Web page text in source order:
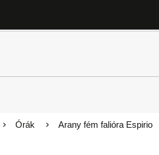
Órák Arany fém falióra Espirio